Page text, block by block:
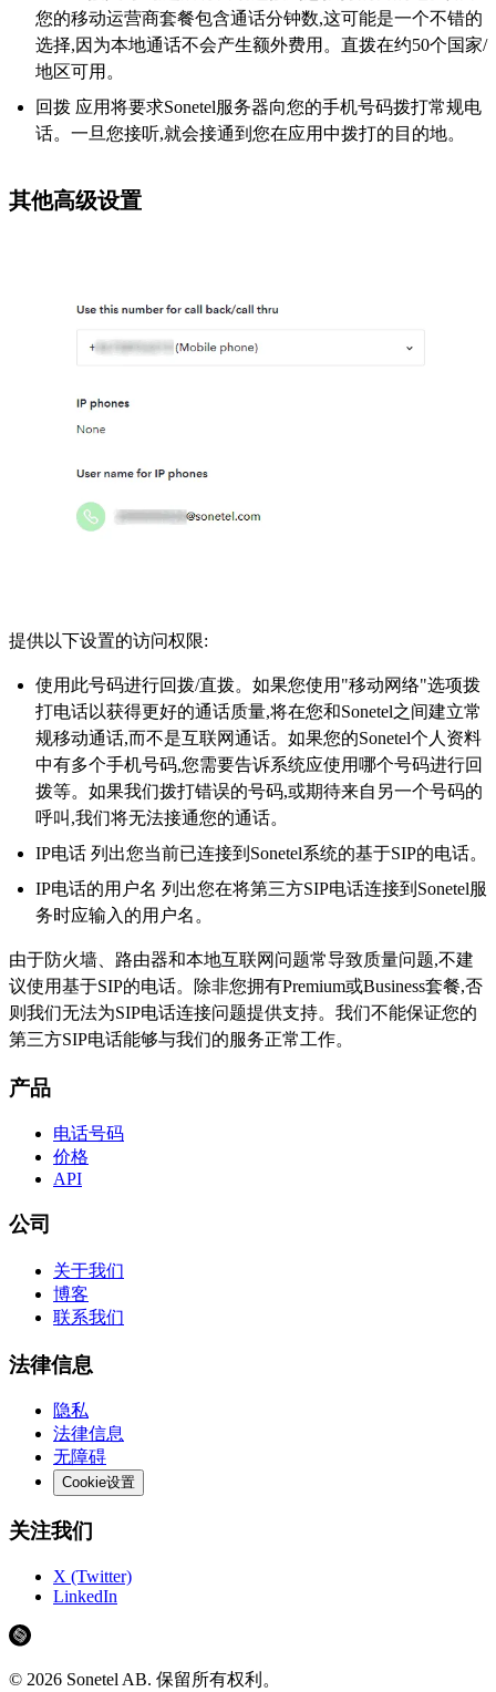
您的移动运营商套餐包含通话分钟数,这可能是一个不错的
选择,因为本地通话不会产生额外费用。直拨在约50个国家/
地区可用。
回拨 应用将要求Sonetel服务器向您的手机号码拨打常规电
话。一旦您接听,就会接通到您在应用中拨打的目的地。
其他高级设置
提供以下设置的访问权限:
使用此号码进行回拨/直拨。如果您使用"移动网络"选项拨
打电话以获得更好的通话质量,将在您和Sonetel之间建立常
规移动通话,而不是互联网通话。如果您的Sonetel个人资料
中有多个手机号码,您需要告诉系统应使用哪个号码进行回
拨等。如果我们拨打错误的号码,或期待来自另一个号码的
呼叫,我们将无法接通您的通话。
IP电话 列出您当前已连接到Sonetel系统的基于SIP的电话。
IP电话的用户名 列出您在将第三方SIP电话连接到Sonetel服
务时应输入的用户名。
由于防火墙、路由器和本地互联网问题常导致质量问题,不建
议使用基于SIP的电话。除非您拥有Premium或Business套餐,否
则我们无法为SIP电话连接问题提供支持。我们不能保证您的
第三方SIP电话能够与我们的服务正常工作。
产品
电话号码
价格
API
公司
关于我们
博客
联系我们
法律信息
隐私
法律信息
无障碍
Cookie设置
关注我们
X (Twitter)
LinkedIn
© 2026 Sonetel AB. 保留所有权利。